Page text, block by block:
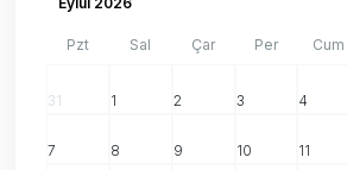
Pzt Sal Çar Per Cum
31 1 2 3 4
7 8 9 10 11